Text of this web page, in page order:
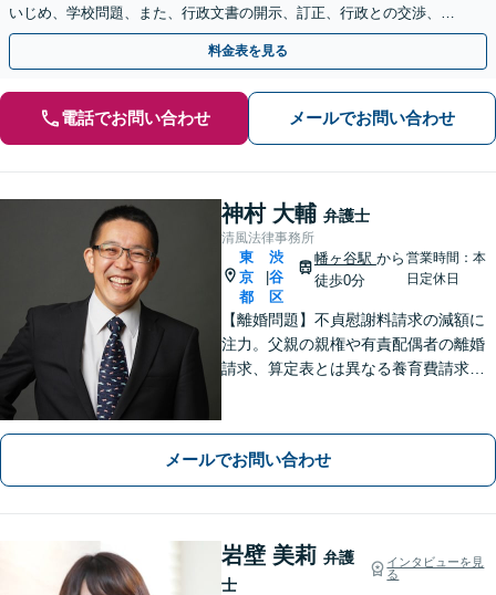
いじめ、学校問題、また、行政文書の開示、訂正、行政との交渉、行
政不服審査、行政訴訟などは、ぜひご相談ください。
料金表を見る
電話でお問い合わせ メールでお問い合わせ
神村 大輔 弁護士
清風法律事務所
東
京
都
|
渋
谷
区
幡ヶ谷駅 から
徒歩0分
営業時間：本
日定休日
【離婚問題】不貞慰謝料請求の減額に
注力。父親の親権や有責配偶者の離婚
請求、算定表とは異なる養育費請求な
したい方、離婚したい外国人配偶者の
方にも対応。最後まで粘り強くサポー
トします。
メールでお問い合わせ
岩壁 美莉 弁護
士
インタビューを見
る